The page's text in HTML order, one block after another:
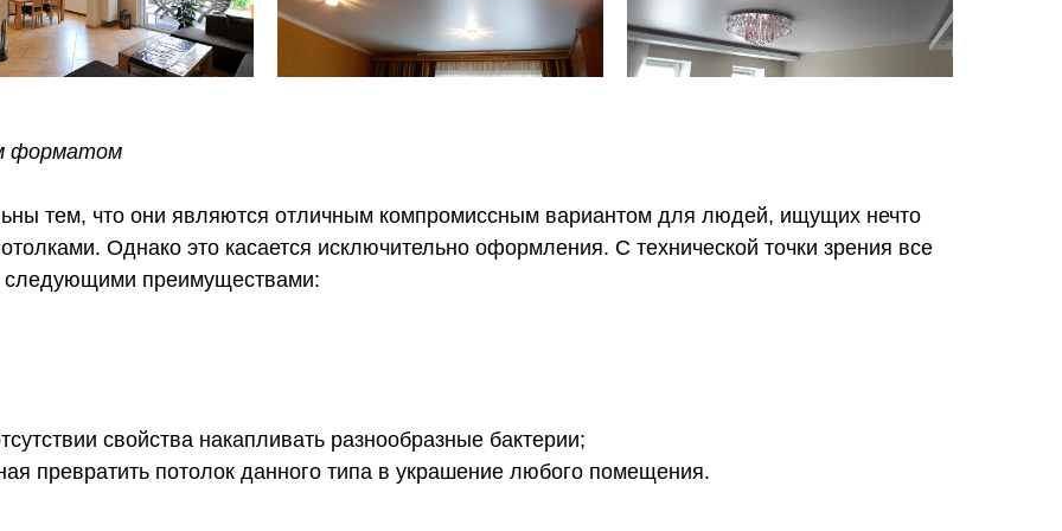
товар надлежащего
потребителем: царапин,
свойства
логистическими
актуальными, или в Пункте
платежом. Адрес
форматом
тем, что они являются отличным компромиссным вариантом для людей, ищущих нечто
Однако это касается исключительно оформления. С технической точки зрения все
следующими преимуществами:
свойства накапливать разнообразные бактерии;
превратить потолок данного типа в украшение любого помещения.